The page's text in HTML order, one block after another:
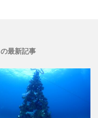
の最新記事